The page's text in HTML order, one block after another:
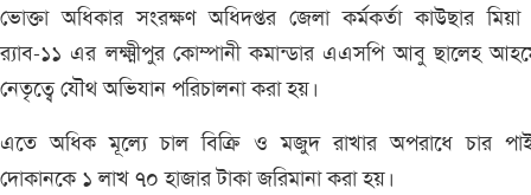
ভোক্তা অধিকার সংরক্ষণ অধিদপ্তর জেলা কর্মকর্তা কাউছার
র‌্যাব-১১ এর লক্ষ্মীপুর কোম্পানী কমান্ডার এএসপি আবু ছালেহ
নেতৃত্বে যৌথ অভিযান পরিচালনা করা হয়।
এতে অধিক মূল্যে চাল বিক্রি ও মজুদ রাখার অপরাধে চার
দোকানকে ১ লাখ ৭০ হাজার টাকা জরিমানা করা হয়।